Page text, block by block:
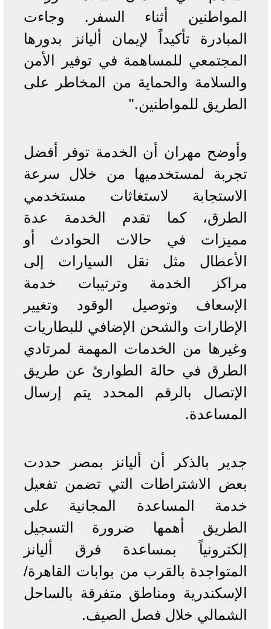
المواطنين أثناء السفر. وجاءت
المبادرة تأكيداً لإيمان أليانز بدورها
المجتمعي للمساهمة في توفير الأمن
والسلامة والحماية من المخاطر على
الطريق للمواطنين."
وأوضح مهران أن الخدمة توفر أفضل
تجربة لمستخدميها من خلال سرعة
الاستجابة لاستغاثات مستخدمي
الطرق، كما تقدم الخدمة عدة
مميزات في حالات الحوادث أو
الأعطال مثل نقل السيارات إلى
مراكز الخدمة وترتيبات خدمة
الإسعاف وتوصيل الوقود وتغيير
الإطارات والشحن الإضافي للبطاريات
وغيرها من الخدمات المهمة لمرتادي
الطرق في حالة الطوارئ عن طريق
الإتصال بالرقم المحدد يتم إرسال
المساعدة.
جدير بالذكر أن أليانز بمصر حددت
بعض الاشتراطات التي تضمن تفعيل
خدمة المساعدة المجانية على
الطريق أهمها ضرورة التسجيل
إلكترونياً بمساعدة فرق أليانز
المتواجدة بالقرب من بوابات القاهرة/
الإسكندرية ومناطق متفرقة بالساحل
الشمالي خلال فصل الصيف.